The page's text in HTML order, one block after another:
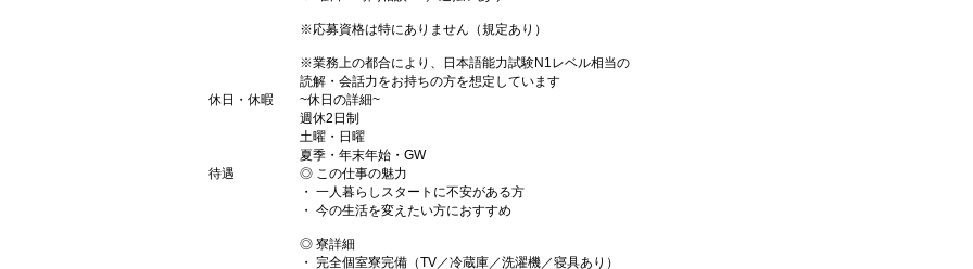
※応募資格は特にありません（規定あり）
※業務上の都合により、日本語能力試験N1レベル相当の
読解・会話力をお持ちの方を想定しています
休日・休暇
~休日の詳細~
週休2日制
土曜・日曜
夏季・年末年始・GW
待遇
◎ この仕事の魅力
・ 一人暮らしスタートに不安がある方
・ 今の生活を変えたい方におすすめ
◎ 寮詳細
・ 完全個室寮完備（TV／冷蔵庫／洗濯機／寝具あり）